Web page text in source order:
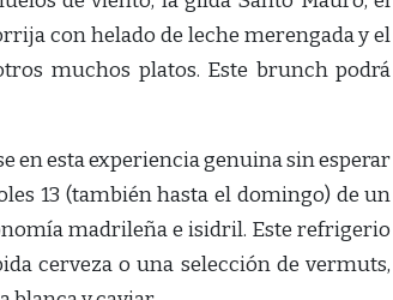
con helado de leche merengada y el
muchos platos. Este brunch podrá
en esta experiencia genuina sin esperar
13 (también hasta el domingo) de un
madrileña e isidril. Este refrigerio
cerveza o una selección de vermuts,